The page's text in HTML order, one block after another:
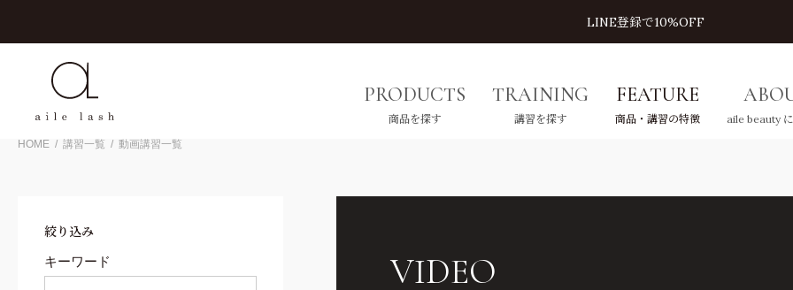
LINE登録で10%OFF
PRODUCTS
商品を探す
TRAINING
講習を探す
FEATURE
商品・講習の特徴 aile beauty
HOME 講習一覧 動画講習一覧
絞り込み
キーワード
VIDEO